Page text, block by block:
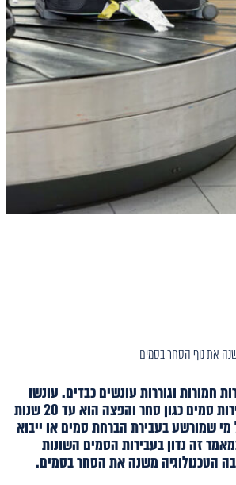
את נוף הסחר בסמים
חמורות וגוררות עונשים כבדים. עונשו
של מי שמורשע בעבירות סמים כגון סחר והפצה הוא עד 20 שנות
מי שמורשע בעבירת הברחת סמים או ייבוא
זה נדון בעבירות הסמים השונות
הטכנולוגיה משנה את הסחר בסמים.